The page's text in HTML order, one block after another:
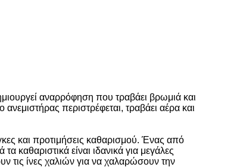
αναρρόφηση που τραβάει βρωμιά και
περιστρέφεται, τραβάει αέρα και
και προτιμήσεις καθαρισμού. Ένας από
καθαριστικά είναι ιδανικά για μεγάλες
τις ίνες χαλιών για να χαλαρώσουν την